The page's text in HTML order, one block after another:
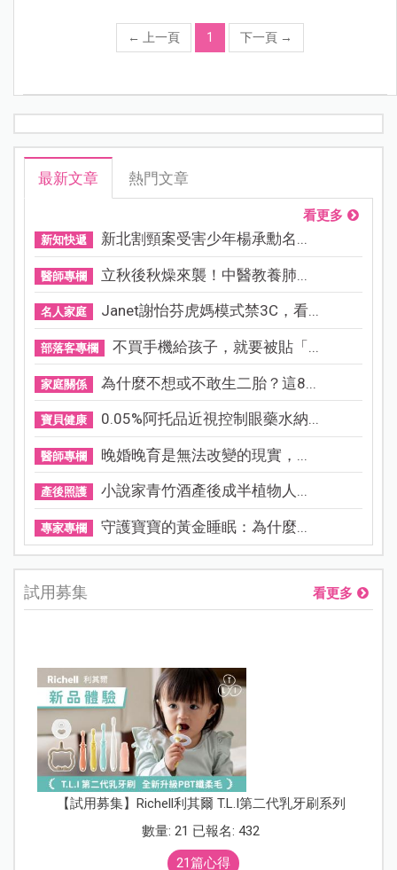
← 上一頁 1 下一頁 →
最新文章 熱門文章
看更多
新知快遞 新北割頸案受害少年楊承勳名...
醫師專欄 立秋後秋燥來襲！中醫教養肺...
名人家庭 Janet謝怡芬虎媽模式禁3C，看...
部落客專欄 不買手機給孩子，就要被貼「...
家庭關係 為什麼不想或不敢生二胎？這8...
寶貝健康 0.05%阿托品近視控制眼藥水納...
醫師專欄 晚婚晚育是無法改變的現實，...
產後照護 小說家青竹酒產後成半植物人...
專家專欄 守護寶寶的黃金睡眠：為什麼...
試用募集 看更多
【試用募集】Richell利其爾 T.L.I第二代乳牙刷系列
數量: 21 已報名: 432
21篇心得